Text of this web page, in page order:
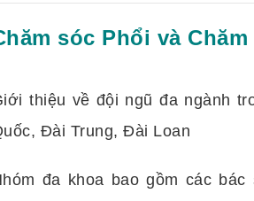
sóc Phổi và
thiệu về đội ngũ đa ngành
Đài Trung, Đài Loan
đa khoa bao gồm các